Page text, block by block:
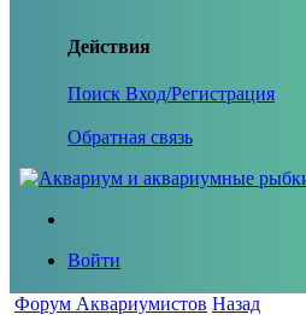
Действия
Поиск Вход/Регистрация
Обратная связь
Войти
Форум Аквариумистов Назад